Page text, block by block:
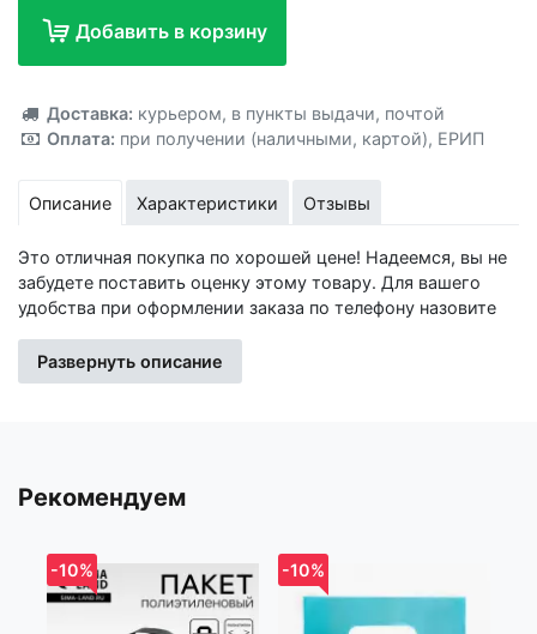
Добавить в корзину
Доставка: курьером, в пункты выдачи, почтой
Оплата: при получении (наличными, картой), ЕРИП
Описание Характеристики Отзывы
Это отличная покупка по хорошей цене! Надеемся, вы не
забудете поставить оценку этому товару. Для вашего
удобства при оформлении заказа по телефону назовите
обл., Минский р-н, Новодворский с/с, дом 40, помещение
Развернуть описание
Рекомендуем
-10% -10%